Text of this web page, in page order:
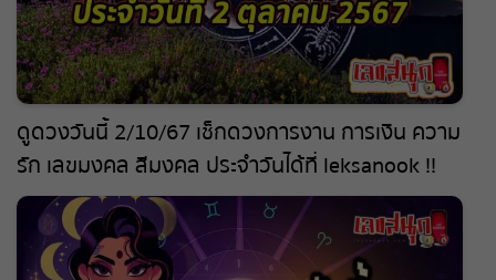
ดูดวงวันนี้ 2/10/67 เช็กดวงการงาน การเงิน ความ
รัก เลขมงคล สีมงคล ประจำวันได้ที่ leksanook !!